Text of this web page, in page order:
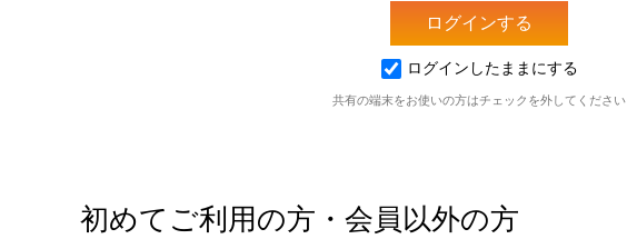
ログインしたままにする
共有の端末をお使いの方はチェックを外してください
初めてご利用の方・会員以外の方